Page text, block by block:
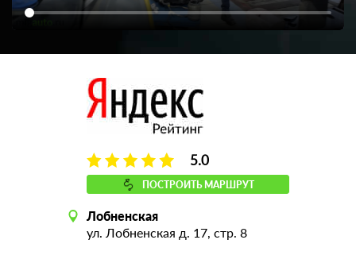
5.0
ПОСТРОИТЬ МАРШРУТ
Лобненская
ул. Лобненская д. 17, стр. 8